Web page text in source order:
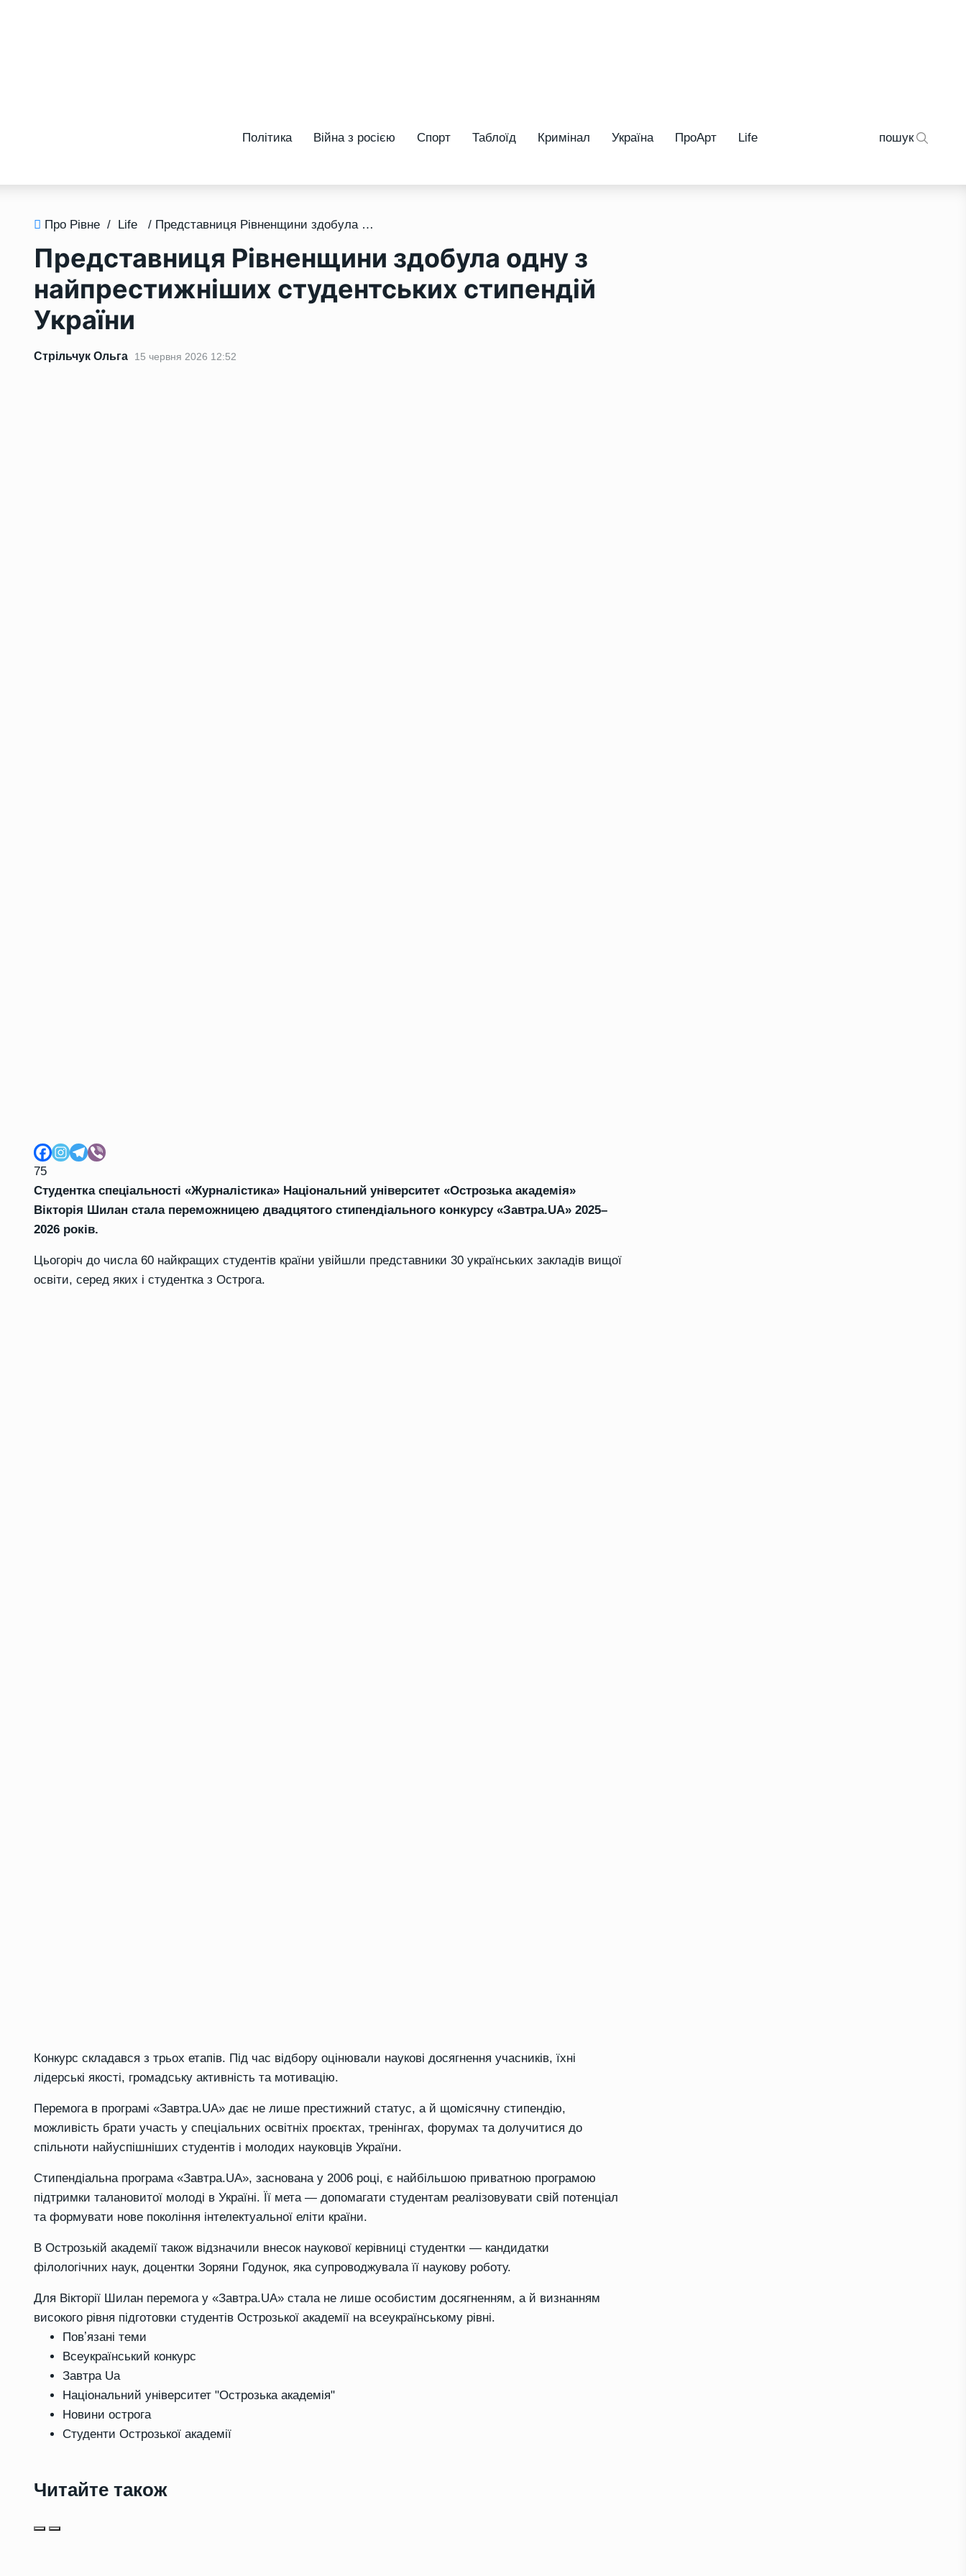
Політика Війна з росією Спорт Таблоїд Кримінал Україна ПроАрт Life пошук
Про Рівне / Life / Представниця Рівненщини здобула одну з найпрестижніших студентських стипендій України
Представниця Рівненщини здобула одну з
найпрестижніших студентських стипендій
України
Стрільчук Ольга 15 червня 2026 12:52
75
Студентка спеціальності «Журналістика» Національний університет «Острозька академія»
Вікторія Шилан стала переможницею двадцятого стипендіального конкурсу «Завтра.UA» 2025–
2026 років.
Цьогоріч до числа 60 найкращих студентів країни увійшли представники 30 українських закладів вищої
освіти, серед яких і студентка з Острога.
Конкурс складався з трьох етапів. Під час відбору оцінювали наукові досягнення учасників, їхні
лідерські якості, громадську активність та мотивацію.
Перемога в програмі «Завтра.UA» дає не лише престижний статус, а й щомісячну стипендію,
можливість брати участь у спеціальних освітніх проєктах, тренінгах, форумах та долучитися до
спільноти найуспішніших студентів і молодих науковців України.
Стипендіальна програма «Завтра.UA», заснована у 2006 році, є найбільшою приватною програмою
підтримки талановитої молоді в Україні. Її мета — допомагати студентам реалізовувати свій потенціал
та формувати нове покоління інтелектуальної еліти країни.
В Острозькій академії також відзначили внесок наукової керівниці студентки — кандидатки
філологічних наук, доцентки Зоряни Годунок, яка супроводжувала її наукову роботу.
Для Вікторії Шилан перемога у «Завтра.UA» стала не лише особистим досягненням, а й визнанням
високого рівня підготовки студентів Острозької академії на всеукраїнському рівні.
Повʼязані теми
Всеукраїнський конкурс
Завтра Ua
Національний університет "Острозька академія"
Новини острога
Студенти Острозької академії
Читайте також